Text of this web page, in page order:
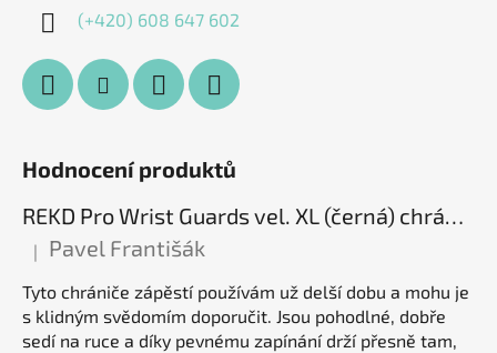
(+420) 608 647 602
Hodnocení produktů
REKD Pro Wrist Guards vel. XL (černá) chrániče zápěstí
Hodnocení produktu je 5 z 5 hvězdiček.
| Pavel Františák
Tyto chrániče zápěstí používám už delší dobu a mohu je
s klidným svědomím doporučit. Jsou pohodlné, dobře
sedí na ruce a díky pevnému zapínání drží přesně tam,